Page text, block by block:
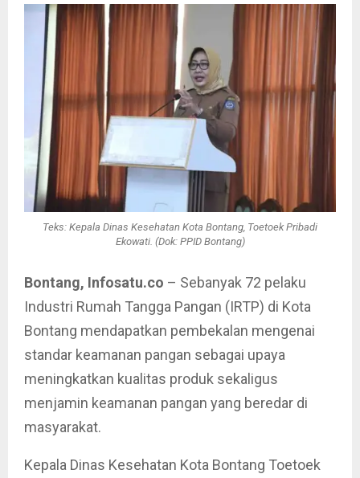
Teks: Kepala Dinas Kesehatan Kota Bontang, Toetoek Pribadi
Ekowati. (Dok: PPID Bontang)
Bontang, Infosatu.co – Sebanyak 72 pelaku
Industri Rumah Tangga Pangan (IRTP) di Kota
Bontang mendapatkan pembekalan mengenai
standar keamanan pangan sebagai upaya
meningkatkan kualitas produk sekaligus
menjamin keamanan pangan yang beredar di
masyarakat.
Kepala Dinas Kesehatan Kota Bontang Toetoek